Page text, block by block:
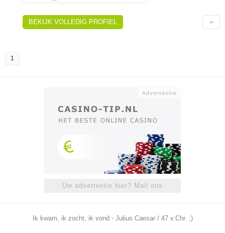
BEKIJK VOLLEDIG PROFIEL
1
Uw advertentie hier? Mail ons
Ik kwam, ik zocht, ik vond - Julius Caesar / 47 v.Chr. ;)